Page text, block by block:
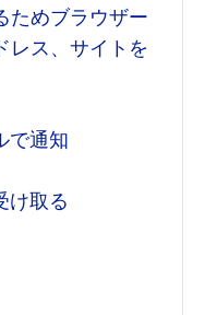
ためブラウザー
レス、サイトを
で通知
け取る